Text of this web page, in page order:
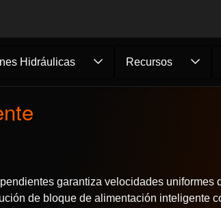
Hidráulicas Recursos
garantiza velocidades
de bloque de alimentación inteligente